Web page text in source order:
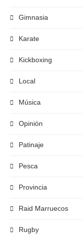
Gimnasia
Karate
Kickboxing
Local
Música
Opinión
Patinaje
Pesca
Provincia
Raid Marruecos
Rugby